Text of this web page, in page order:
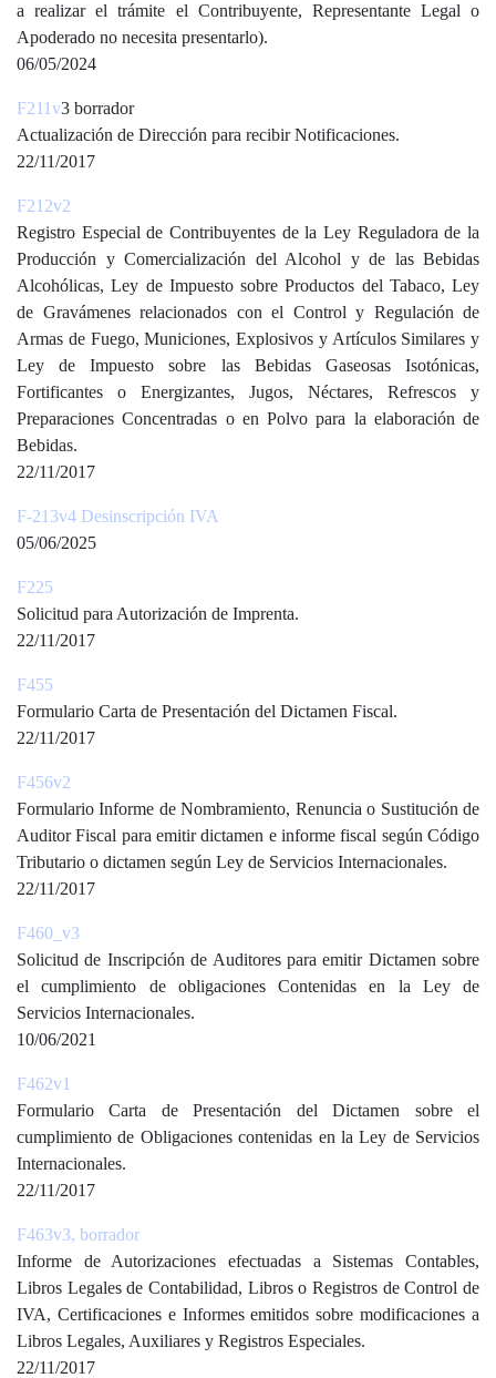
a realizar el trámite el Contribuyente, Representante Legal o
Apoderado no necesita presentarlo).
06/05/2024
F211v3 borrador
Actualización de Dirección para recibir Notificaciones.
22/11/2017
F212v2
Registro Especial de Contribuyentes de la Ley Reguladora de la
Producción y Comercialización del Alcohol y de las Bebidas
Alcohólicas, Ley de Impuesto sobre Productos del Tabaco, Ley
de Gravámenes relacionados con el Control y Regulación de
Armas de Fuego, Municiones, Explosivos y Artículos Similares y
Ley de Impuesto sobre las Bebidas Gaseosas Isotónicas,
Fortificantes o Energizantes, Jugos, Néctares, Refrescos y
Preparaciones Concentradas o en Polvo para la elaboración de
Bebidas.
22/11/2017
F-213v4 Desinscripción IVA
05/06/2025
F225
Solicitud para Autorización de Imprenta.
22/11/2017
F455
Formulario Carta de Presentación del Dictamen Fiscal.
22/11/2017
F456v2
Formulario Informe de Nombramiento, Renuncia o Sustitución de
Auditor Fiscal para emitir dictamen e informe fiscal según Código
Tributario o dictamen según Ley de Servicios Internacionales.
22/11/2017
F460_v3
Solicitud de Inscripción de Auditores para emitir Dictamen sobre
el cumplimiento de obligaciones Contenidas en la Ley de
Servicios Internacionales.
10/06/2021
F462v1
Formulario Carta de Presentación del Dictamen sobre el
cumplimiento de Obligaciones contenidas en la Ley de Servicios
Internacionales.
22/11/2017
F463v3, borrador
Informe de Autorizaciones efectuadas a Sistemas Contables,
Libros Legales de Contabilidad, Libros o Registros de Control de
IVA, Certificaciones e Informes emitidos sobre modificaciones a
Libros Legales, Auxiliares y Registros Especiales.
22/11/2017